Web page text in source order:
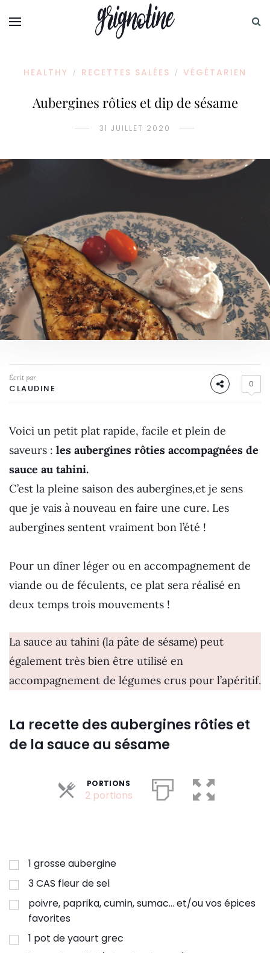
HEALTHY / RECETTES SALÉES / VÉGÉTARIEN
Aubergines rôties et dip de sésame
31 JUILLET 2020
Écrit par
CLAUDINE 0
Voici un petit plat rapide, facile et plein de
saveurs : les aubergines rôties accompagnées de
sauce au tahini.
C’est la pleine saison des aubergines,et je sens
que je vais à nouveau en faire une cure. Les
aubergines sentent vraiment bon l’été !
Pour un dîner léger ou en accompagnement de
viande ou de féculents, ce plat sera réalisé en
deux temps trois mouvements !
La sauce au tahini (la pâte de sésame) peut
également très bien être utilisé en
accompagnement de légumes crus pour l’apéritif.
La recette des aubergines rôties et
de la sauce au sésame
PORTIONS
2 portionsParts
1 grosse aubergine
3CAS fleur de sel
poivre, paprika, cumin, sumac... et/ou vos épices
favorites
1 pot de yaourt grec